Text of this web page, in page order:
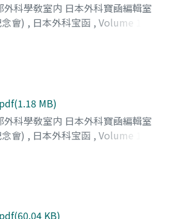
科學敎室内 日本外科寶凾編輯室
會) , 日本外科宝函 , Volume 13
MB)
科學敎室内 日本外科寶凾編輯室
會) , 日本外科宝函 , Volume 13
KB)